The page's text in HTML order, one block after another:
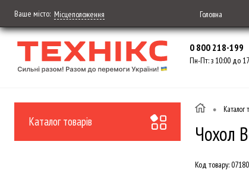
Ваше місто: Місцеположення Головна
0 800 218-199
Пн-Пт: з 10:00 до
Каталог товарів
• Каталог
Чохол
Код товару: